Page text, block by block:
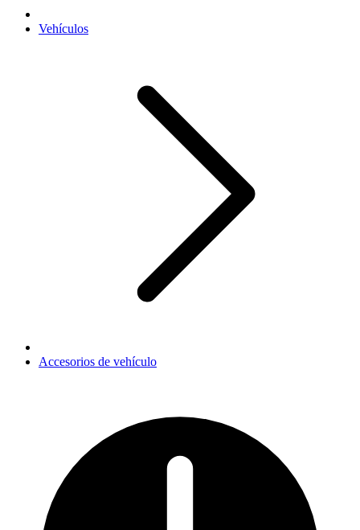
Vehículos
Accesorios de vehículo